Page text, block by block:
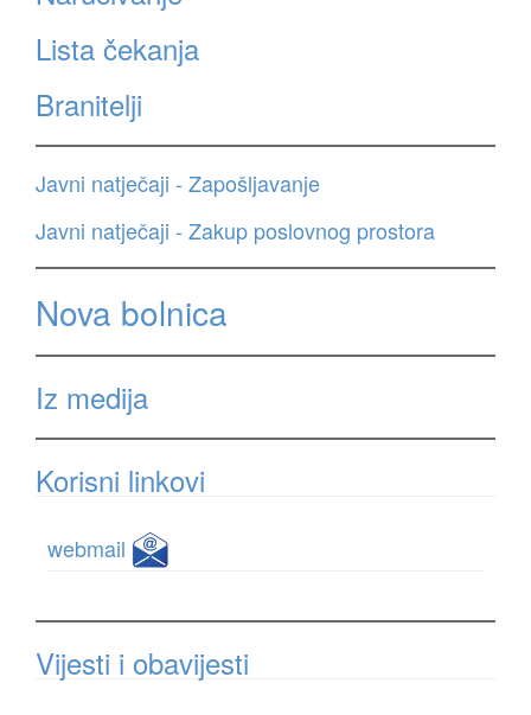
Lista čekanja
Branitelji
Javni natječaji - Zapošljavanje
Javni natječaji - Zakup poslovnog prostora
Nova bolnica
Iz medija
Korisni linkovi
webmail
Vijesti i obavijesti